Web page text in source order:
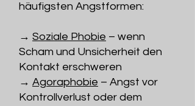
häufigsten Angstformen:
→ Soziale Phobie – wenn
Scham und Unsicherheit den
Kontakt erschweren
→ Agoraphobie – Angst vor
Kontrollverlust oder dem